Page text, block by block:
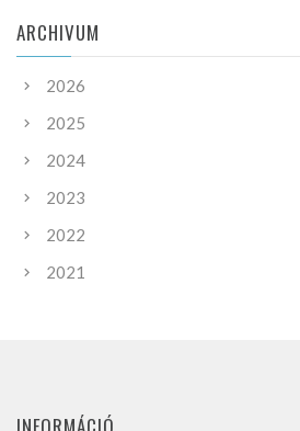
ARCHIVUM
2026
2025
2024
2023
2022
2021